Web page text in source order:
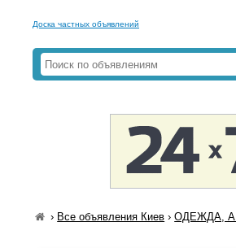
Доска частных объявлений
› Все объявления Киев ›ОДЕЖДА,